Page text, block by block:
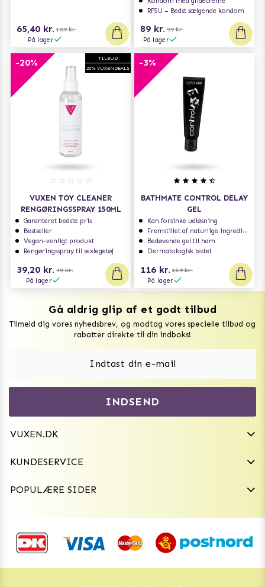
65,40 kr. 109 kr.
På lager
RFSU – Bedst sælgende kondom
89 kr. 99 kr.
På lager
TILBUD
20% VUXENDEALS
-20%
VUXEN TOY CLEANER
RENGØRINGSSPRAY 150ML
Garanteret bedste pris
Bestseller
Vegan-venligt produkt
Rengøringsspray til sexlegetøj
39,20 kr. 49 kr.
På lager
-3%
BATHMATE CONTROL DELAY
GEL
Kan forsinke udløsning
Fremstillet af naturlige ingredienser
Bedøvende gel til ham
Dermatologisk testet
116 kr. 119 kr.
På lager
Gå aldrig glip af et godt tilbud
Tilmeld dig vores nyhedsbrev, og modtag vores specielle tilbud og
rabatter direkte til din indboks!
INDSEND
VUXEN.DK
VAT: SE556744520901
kundeservice@vuxen.dk
KUNDESERVICE
Fortryd aftale
POPULÆRE SIDER
Vuxen Magazine
Frækt undertøj